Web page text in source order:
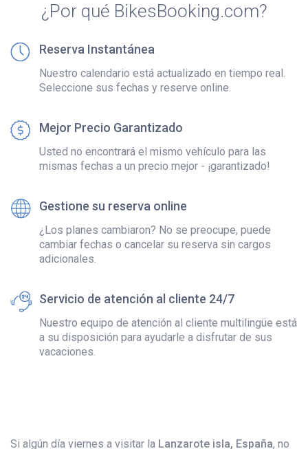
¿Por qué BikesBooking.com?
Reserva Instantánea
Nuestro calendario está actualizado en tiempo real.
Seleccione sus fechas y reserve online.
Mejor Precio Garantizado
Usted no encontrará el mismo vehículo para las
mismas fechas a un precio mejor - ¡garantizado!
Gestione su reserva online
¿Los planes cambiaron? No se preocupe, puede
cambiar fechas o cancelar su reserva sin cargos
adicionales.
Servicio de atención al cliente 24/7
Nuestro equipo de atención al cliente multilingüe está
a su disposición para ayudarle a disfrutar de sus
vacaciones.
Si algún día viernes a visitar la Lanzarote isla, España, no